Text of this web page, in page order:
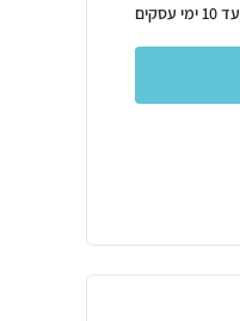
עד10 ימי עסקים